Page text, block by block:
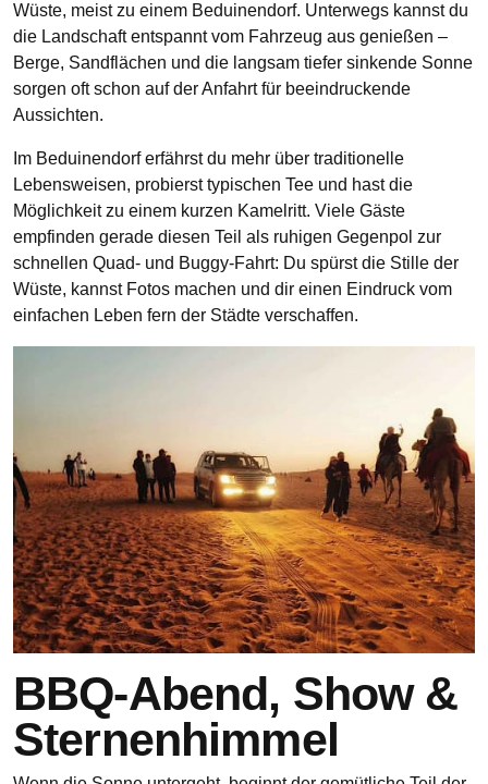
Wüste, meist zu einem Beduinendorf. Unterwegs kannst du
die Landschaft entspannt vom Fahrzeug aus genießen –
Berge, Sandflächen und die langsam tiefer sinkende Sonne
sorgen oft schon auf der Anfahrt für beeindruckende
Aussichten.
Im Beduinendorf erfährst du mehr über traditionelle
Lebensweisen, probierst typischen Tee und hast die
Möglichkeit zu einem kurzen Kamelritt. Viele Gäste
empfinden gerade diesen Teil als ruhigen Gegenpol zur
schnellen Quad‑ und Buggy‑Fahrt: Du spürst die Stille der
Wüste, kannst Fotos machen und dir einen Eindruck vom
einfachen Leben fern der Städte verschaffen.
BBQ-Abend, Show &
Sternenhimmel